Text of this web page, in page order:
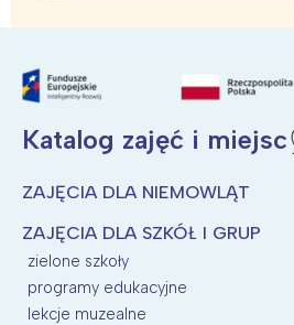
Katalog zajęć i miejsc
ZAJĘCIA DLA NIEMOWLĄT
ZAJĘCIA DLA SZKÓŁ I GRUP
zielone szkoły
programy edukacyjne
lekcje muzealne
Wybieram